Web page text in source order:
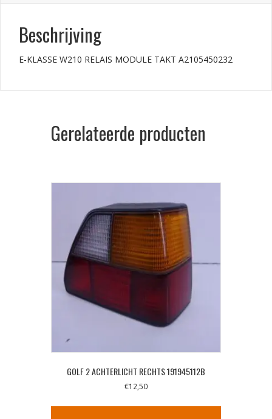
Beschrijving
E-KLASSE W210 RELAIS MODULE TAKT A2105450232
Gerelateerde producten
GOLF 2 ACHTERLICHT RECHTS 191945112B
€12,50